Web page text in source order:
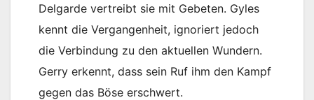
Delgarde vertreibt sie mit Gebeten. Gyles
kennt die Vergangenheit, ignoriert jedoch
die Verbindung zu den aktuellen Wundern.
Gerry erkennt, dass sein Ruf ihm den Kampf
gegen das Böse erschwert.